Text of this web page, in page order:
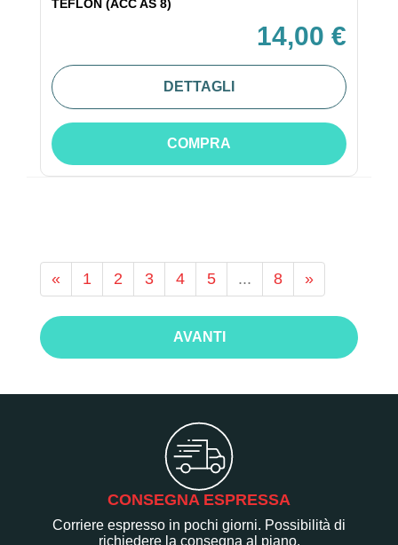
TEFLON (ACC AS 8)
14,00 €
DETTAGLI
COMPRA
« 1 2 3 4 5 ... 8 »
AVANTI
CONSEGNA ESPRESSA
Corriere espresso in pochi giorni. Possibilità di
richiedere la consegna al piano.